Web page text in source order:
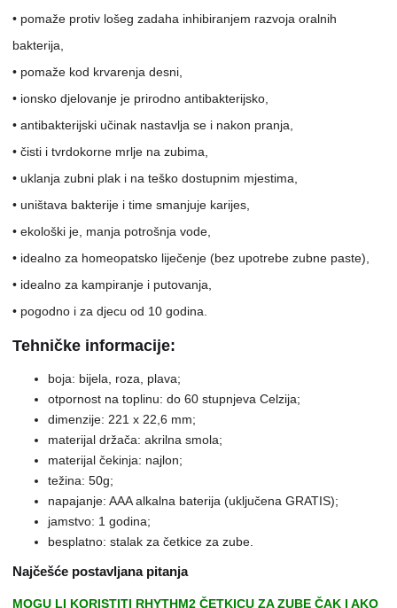
• pomaže protiv lošeg zadaha inhibiranjem razvoja oralnih
bakterija,
• pomaže kod krvarenja desni,
• ionsko djelovanje je prirodno antibakterijsko,
• antibakterijski učinak nastavlja se i nakon pranja,
• čisti i tvrdokorne mrlje na zubima,
• uklanja zubni plak i na teško dostupnim mjestima,
• uništava bakterije i time smanjuje karijes,
• ekološki je, manja potrošnja vode,
• idealno za homeopatsko liječenje (bez upotrebe zubne paste),
• idealno za kampiranje i putovanja,
• pogodno i za djecu od 10 godina.
Tehničke informacije:
boja: bijela, roza, plava;
otpornost na toplinu: do 60 stupnjeva Celzija;
dimenzije: 221 x 22,6 mm;
materijal držača: akrilna smola;
materijal čekinja: najlon;
težina: 50g;
napajanje: AAA alkalna baterija (uključena GRATIS);
jamstvo: 1 godina;
besplatno: stalak za četkice za zube.
Najčešće postavljana pitanja
MOGU LI KORISTITI RHYTHM2 ČETKICU ZA ZUBE ČAK I AKO